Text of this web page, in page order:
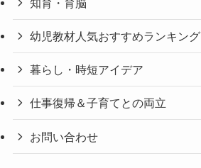
知育・育脳
幼児教材人気おすすめランキング
暮らし・時短アイデア
仕事復帰＆子育てとの両立
お問い合わせ